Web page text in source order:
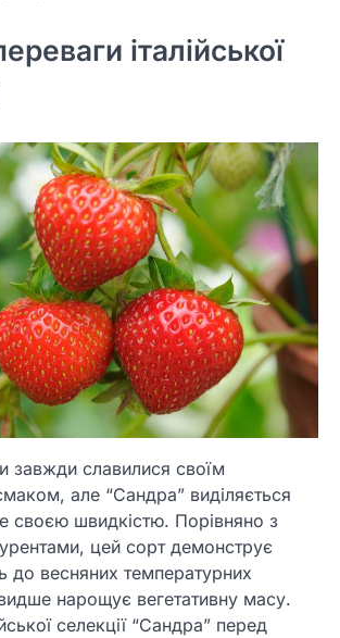
італійської
завжди славилися своїм
але “Сандра” виділяється
своєю швидкістю. Порівняно з
цей сорт демонструє
до весняних температурних
нарощує вегетативну масу.
селекції “Сандра” перед